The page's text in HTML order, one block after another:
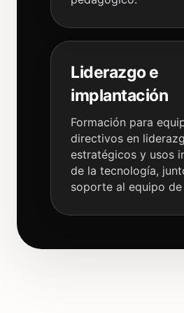
Liderazgo e
implantación
Formación para
directivos en
estratégicos y usos
de la tecnología,
soporte al equipo de